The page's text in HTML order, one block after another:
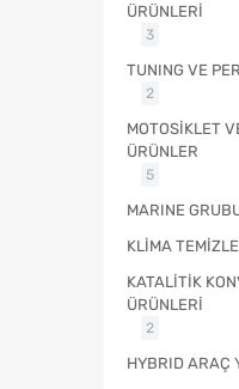
ÜRÜNLERİ
3
TUNING VE
2
MOTOSİKLET
ÜRÜNLER
5
MARINE
KLİMA
KATALİTİK
ÜRÜNLERİ
2
HYBRID ARAÇ